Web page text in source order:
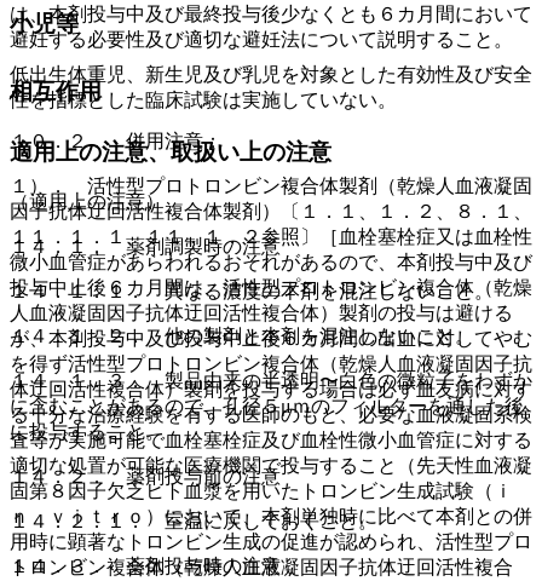
小児等
低出生体重児、新生児及び乳児を対象とした有効性及び安全
性を指標とした臨床試験は実施していない。
適用上の注意、取扱い上の注意
（適用上の注意）
１４．１． 薬剤調製時の注意
１４．１．１． 異なる濃度の本剤を混注しないこと。
１４．１．２． 他の製剤と本剤を混注しないこと。
１４．１．３． 製品由来の半透明〜白色の微粒子をわずか
に含むことがあるので、孔径５μｍのフィルターを通した後
に投与すること。
１４．２． 薬剤投与前の注意
１４．２．１． 室温に戻しておくこと。
１４．３． 薬剤投与時の注意
は、本剤投与中及び最終投与後少なくとも６カ月間において
避妊する必要性及び適切な避妊法について説明すること。
相互作用
１０．２． 併用注意：
１）． 活性型プロトロンビン複合体製剤（乾燥人血液凝固
因子抗体迂回活性複合体製剤）〔１．１、１．２、８．１、
１１．１．１、１１．１．２参照〕［血栓塞栓症又は血栓性
微小血管症があらわれるおそれがあるので、本剤投与中及び
投与中止後６カ月間は、活性型プロトロンビン複合体（乾燥
人血液凝固因子抗体迂回活性複合体）製剤の投与は避ける
が、本剤投与中及び投与中止後６カ月間の出血に対してやむ
を得ず活性型プロトロンビン複合体（乾燥人血液凝固因子抗
体迂回活性複合体）製剤を投与する場合は必ず血友病に対す
る十分な治療経験を有する医師のもと、必要な血液凝固系検
査等が実施可能で血栓塞栓症及び血栓性微小血管症に対する
適切な処置が可能な医療機関で投与すること（先天性血液凝
固第８因子欠乏ヒト血漿を用いたトロンビン生成試験（ｉ
ｎ ｖｉｔｒｏ）において、本剤単独時に比べて本剤との併
用時に顕著なトロンビン生成の促進が認められ、活性型プロ
トロンビン複合体（乾燥人血液凝固因子抗体迂回活性複合